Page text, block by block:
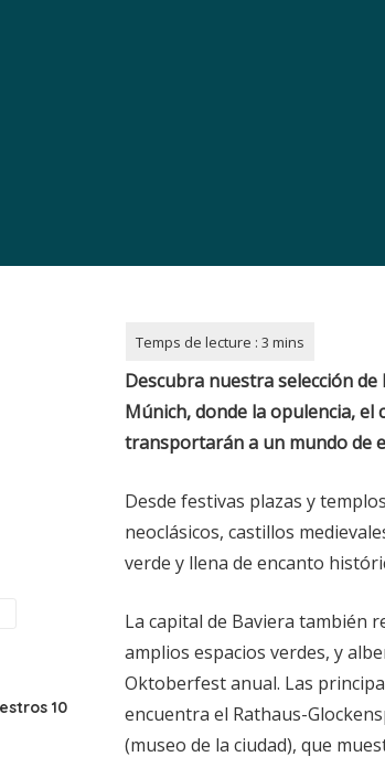
10
Descubra nuestra selección
Múnich, donde la opulencia,
transportarán a un mundo de
Desde festivas plazas y
neoclásicos, castillos
verde y llena de encanto
La capital de Baviera también
amplios espacios verdes, y
Oktoberfest anual. Las
encuentra el Rathaus-
(museo de la ciudad), que